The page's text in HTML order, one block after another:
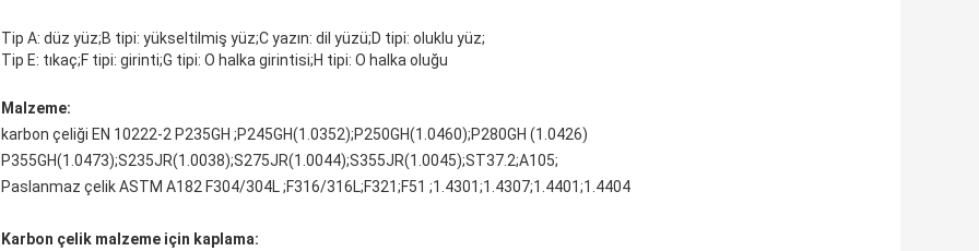
Tip A: düz yüz;B tipi: yükseltilmiş yüz;C yazın: dil yüzü;D tipi: oluklu yüz;
Tip E: tıkaç;F tipi: girinti;G tipi: O halka girintisi;H tipi: O halka oluğu
Malzeme:
karbon çeliği EN 10222-2 P235GH ;P245GH(1.0352);P250GH(1.0460);P280GH (1.0426)
P355GH(1.0473);S235JR(1.0038);S275JR(1.0044);S355JR(1.0045);ST37.2;A105;
Paslanmaz çelik ASTM A182 F304/304L ;F316/316L;F321;F51 ;1.4301;1.4307;1.4401;1.4404
Karbon çelik malzeme için kaplama: